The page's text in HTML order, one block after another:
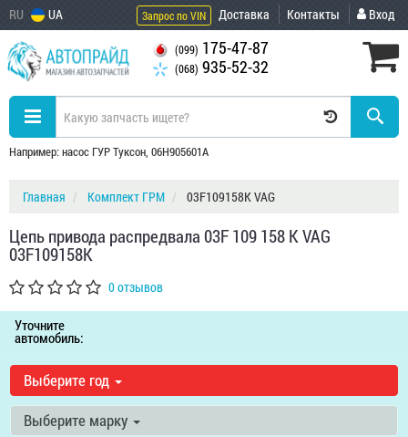
RU UA Запрос по VIN Доставка Контакты Вход
(099) 175-47-87
(068) 935-52-32
Например: насос ГУР Туксон, 06H905601A
Главная Комплект ГРМ 03F109158K VAG
Цепь привода распредвала 03F 109 158 K VAG
03F109158K
0 отзывов
Уточните
автомобиль:
Выберите год
Выберите марку